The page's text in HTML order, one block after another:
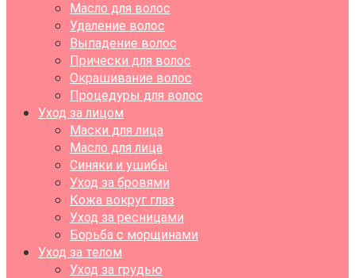
Масло для волос
Удаление волос
Выпадение волос
Прически для волос
Окрашивание волос
Процедуры для волос
Уход за лицом
Маски для лица
Масло для лица
Синяки и ушибы
Уход за бровями
Кожа вокруг глаз
Уход за ресницами
Борьба с морщинами
Уход за телом
Уход за грудью